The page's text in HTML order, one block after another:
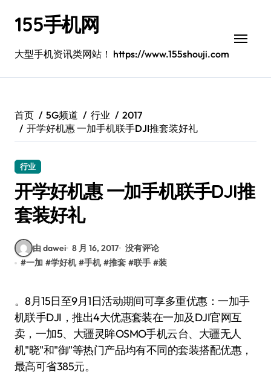
155手机网
大型手机资讯类网站！ https://www.155shouji.com
首页 5G频道 行业
2017
开学好机惠 一加手机联手DJI推套装好礼
行业
开学好机惠 一加手机联手DJI推
套装好礼
由 dawei 8 月 16, 2017 没有评论
#一加 #学好机 #手机 #推套 #联手 #装
。8月15日至9月1日活动期间可享多重优惠：一加手
机联手DJI，推出4大优惠套装在一加及DJI官网互
卖，一加5、大疆灵眸OSMO手机云台、大疆无人
机"晓"和"御"等热门产品均有不同的套装搭配优惠，
最高可省385元。